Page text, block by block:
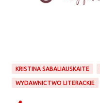
KRISTINA SABALIAUSKAITE
WYDAWNICTWO LITERACKIE